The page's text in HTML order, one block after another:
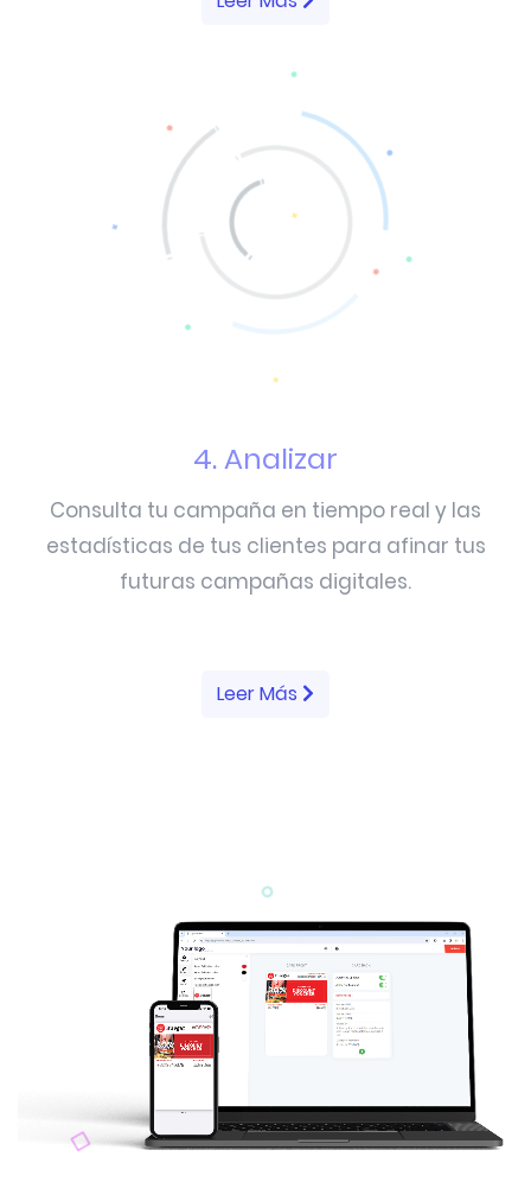
4. Analizar
Consulta tu campaña en tiempo real y las
estadísticas de tus clientes para afinar tus
futuras campañas digitales.
Leer Más